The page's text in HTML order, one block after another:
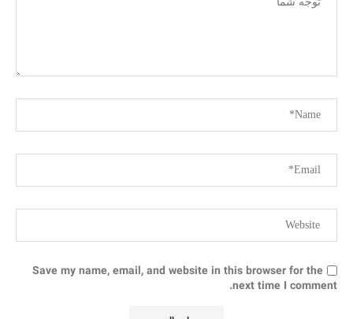
Save my name, email, and website in this browser for the
next time I comment.